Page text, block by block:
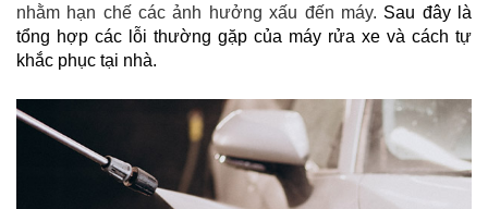
nhằm hạn chế các ảnh hưởng xấu đến máy. Sau đây là
tổng hợp các lỗi thường gặp của máy rửa xe và cách tự
khắc phục tại nhà.